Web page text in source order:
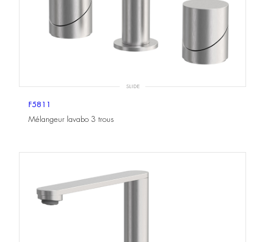
SLIDE
F5811
Mélangeur lavabo 3 trous